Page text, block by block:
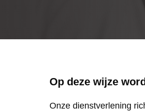
Op deze wijze
Onze dienstverlening